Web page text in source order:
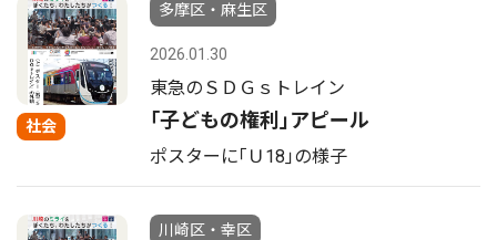
社会
多摩区・麻生区
2026.01.30
東急のＳＤＧｓトレイン
｢子どもの権利｣アピール
ポスターに｢Ｕ18｣の様子
川崎区・幸区